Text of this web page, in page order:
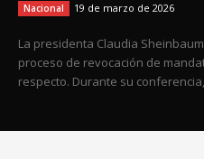
Nacional 19 de marzo de 2026
La presidenta Claudia
proceso de revocación de
respecto. Durante su